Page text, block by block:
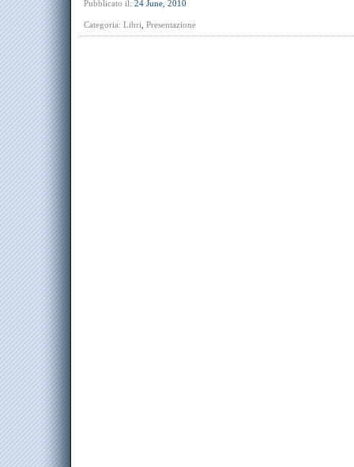
Pubblicato il: 24 June, 2010
Categoria: Libri Presentazione